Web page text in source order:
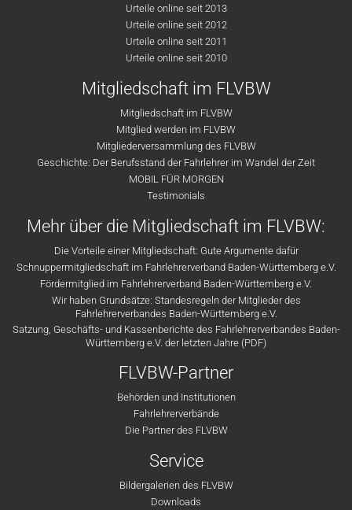
Urteile online seit 2013
Urteile online seit 2012
Urteile online seit 2011
Urteile online seit 2010
Mitgliedschaft im FLVBW
Mitgliedschaft im FLVBW
Mitglied werden im FLVBW
Mitgliederversammlung des FLVBW
Geschichte: Der Berufsstand der Fahrlehrer im Wandel der Zeit
MOBIL FÜR MORGEN
Testimonials
Mehr über die Mitgliedschaft im FLVBW:
Die Vorteile einer Mitgliedschaft: Gute Argumente dafür
Schnuppermitgliedschaft im Fahrlehrerverband Baden-Württemberg e.V.
Fördermitglied im Fahrlehrerverband Baden-Württemberg e.V.
Wir haben Grundsätze: Standesregeln der Mitglieder des
Fahrlehrerverbandes Baden-Württemberg e.V.
Satzung, Geschäfts- und Kassenberichte des Fahrlehrerverbandes Baden-
Württemberg e.V. der letzten Jahre (PDF)
FLVBW-Partner
Behörden und Institutionen
Fahrlehrerverbände
Die Partner des FLVBW
Service
Bildergalerien des FLVBW
Downloads